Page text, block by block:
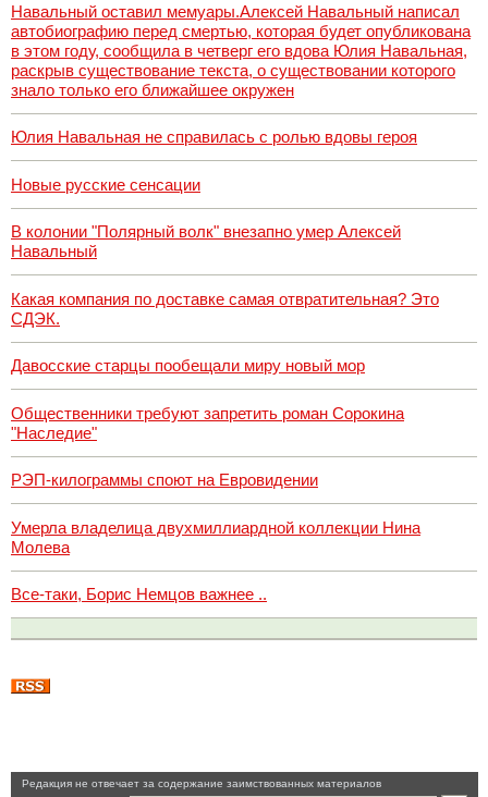
Навальный оставил мемуары.Алексей Навальный написал
автобиографию перед смертью, которая будет опубликована
в этом году, сообщила в четверг его вдова Юлия Навальная,
раскрыв существование текста, о существовании которого
знало только его ближайшее окружен
Юлия Навальная не справилась с ролью вдовы героя
Новые русские сенсации
В колонии "Полярный волк" внезапно умер Алексей
Навальный
Какая компания по доставке самая отвратительная? Это
СДЭК.
Давосские старцы пообещали миру новый мор
Общественники требуют запретить роман Сорокина
"Наследие"
РЭП-килограммы споют на Евровидении
Умерла владелица двухмиллиардной коллекции Нина
Молева
Все-таки, Борис Немцов важнее ..
Pедакция не отвечает за содержание заимствованных материалов